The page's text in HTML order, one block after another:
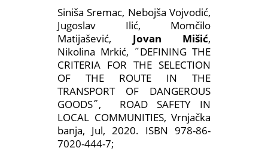
Siniša Sremac, Nebojša Vojvodić,
Jugoslav Ilić, Momčilo
Matijašević, Jovan Mišić,
Nikolina Mrkić, ˝DEFINING THE
CRITERIA FOR THE SELECTION
OF THE ROUTE IN THE
TRANSPORT OF DANGEROUS
GOODS˝, ROAD SAFETY IN
LOCAL COMMUNITIES, Vrnjačka
banja, Jul, 2020. ISBN 978-86-
7020-444-7;